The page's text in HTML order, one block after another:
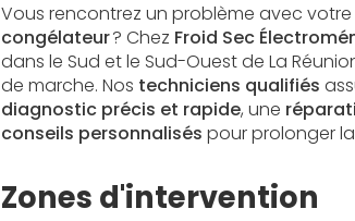
Vous rencontrez un problème avec votre
congélateur? Chez Froid Sec
dans le Sud et le Sud-Ouest de La
de marche. Nos techniciens qualifiés
diagnostic précis et rapide, une
conseils personnalisés pour prolonger
Zones d'intervention